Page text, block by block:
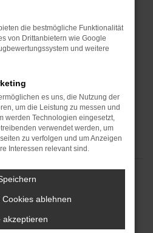
der Lackfarbe und all der
Ihnen auf Wunsch aber
Ihr Vorteil: wir sind
gleich mehrerer
ERROR
aufgetreten.
die dir helfen können:
die bestmögliche Funktionalität
von Drittanbietern wie Google
und weitere
es uns, die Nutzung der
um die Leistung zu messen und
werden Technologien eingesetzt,
verwendet werden, um
zu verfolgen und um Anzeigen
Interessen relevant sind.
ablehnen
akzeptieren